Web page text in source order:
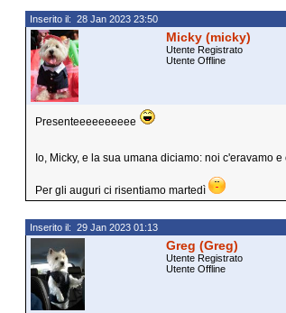
Inserito il: 28 Jan 2023 23:50
Micky (micky)
Utente Registrato
Utente Offline
Presenteeeeeeeeee
Io, Micky, e la sua umana diciamo: noi c'eravamo e
Per gli auguri ci risentiamo martedì
Inserito il: 29 Jan 2023 01:13
Greg (Greg)
Utente Registrato
Utente Offline